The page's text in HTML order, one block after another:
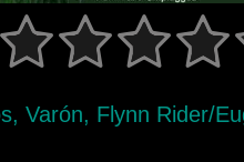
Varón, Flynn Rider/